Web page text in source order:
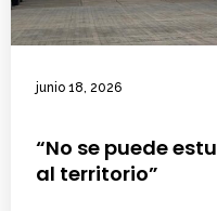
junio 18, 2026
“No se puede
al territorio”